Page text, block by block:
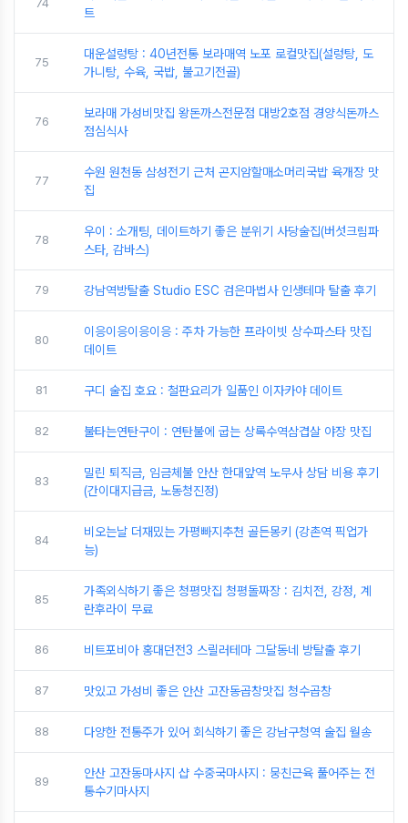
74
트
75
대운설렁탕 : 40년전통 보라매역 노포 로컬맛집(설렁탕, 도
가니탕, 수육, 국밥, 불고기전골)
76
보라매 가성비맛집 왕돈까스전문점 대방2호점 경양식돈까스
점심식사
77
수원 원천동 삼성전기 근처 곤지암할매소머리국밥 육개장 맛
집
78
우이 : 소개팅, 데이트하기 좋은 분위기 사당술집(버섯크림파
스타, 감바스)
79 강남역방탈출 Studio ESC 검은마법사 인생테마 탈출 후기
80
이응이응이응이응 : 주차 가능한 프라이빗 상수파스타 맛집
데이트
81 구디 술집 호요 : 철판요리가 일품인 이자카야 데이트
82 불타는연탄구이 : 연탄불에 굽는 상록수역삼겹살 야장 맛집
83
밀린 퇴직금, 임금체불 안산 한대앞역 노무사 상담 비용 후기
(간이대지급금, 노동청진정)
84
비오는날 더재밌는 가평빠지추천 골든몽키 (강촌역 픽업가
능)
85
가족외식하기 좋은 청평맛집 청평돌짜장 : 김치전, 강정, 계
란후라이 무료
86 비트포비아 홍대던전3 스릴러테마 그달동네 방탈출 후기
87 맛있고 가성비 좋은 안산 고잔동곱창맛집 청수곱창
88 다양한 전통주가 있어 회식하기 좋은 강남구청역 술집 월송
89
안산 고잔동마사지 샵 수중국마사지 : 뭉친근육 풀어주는 전
통수기마사지